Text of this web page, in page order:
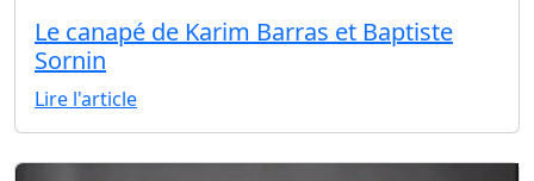
Le canapé de Karim Barras et Baptiste
Sornin
Lire l'article